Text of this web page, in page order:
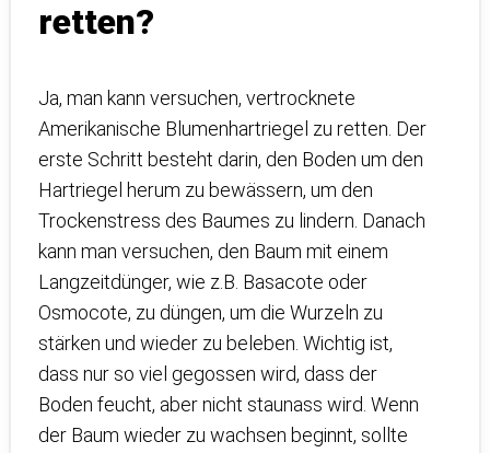
retten?
Ja, man kann versuchen, vertrocknete
Amerikanische Blumenhartriegel zu retten. Der
erste Schritt besteht darin, den Boden um den
Hartriegel herum zu bewässern, um den
Trockenstress des Baumes zu lindern. Danach
kann man versuchen, den Baum mit einem
Langzeitdünger, wie z.B. Basacote oder
Osmocote, zu düngen, um die Wurzeln zu
stärken und wieder zu beleben. Wichtig ist,
dass nur so viel gegossen wird, dass der
Boden feucht, aber nicht staunass wird. Wenn
der Baum wieder zu wachsen beginnt, sollte